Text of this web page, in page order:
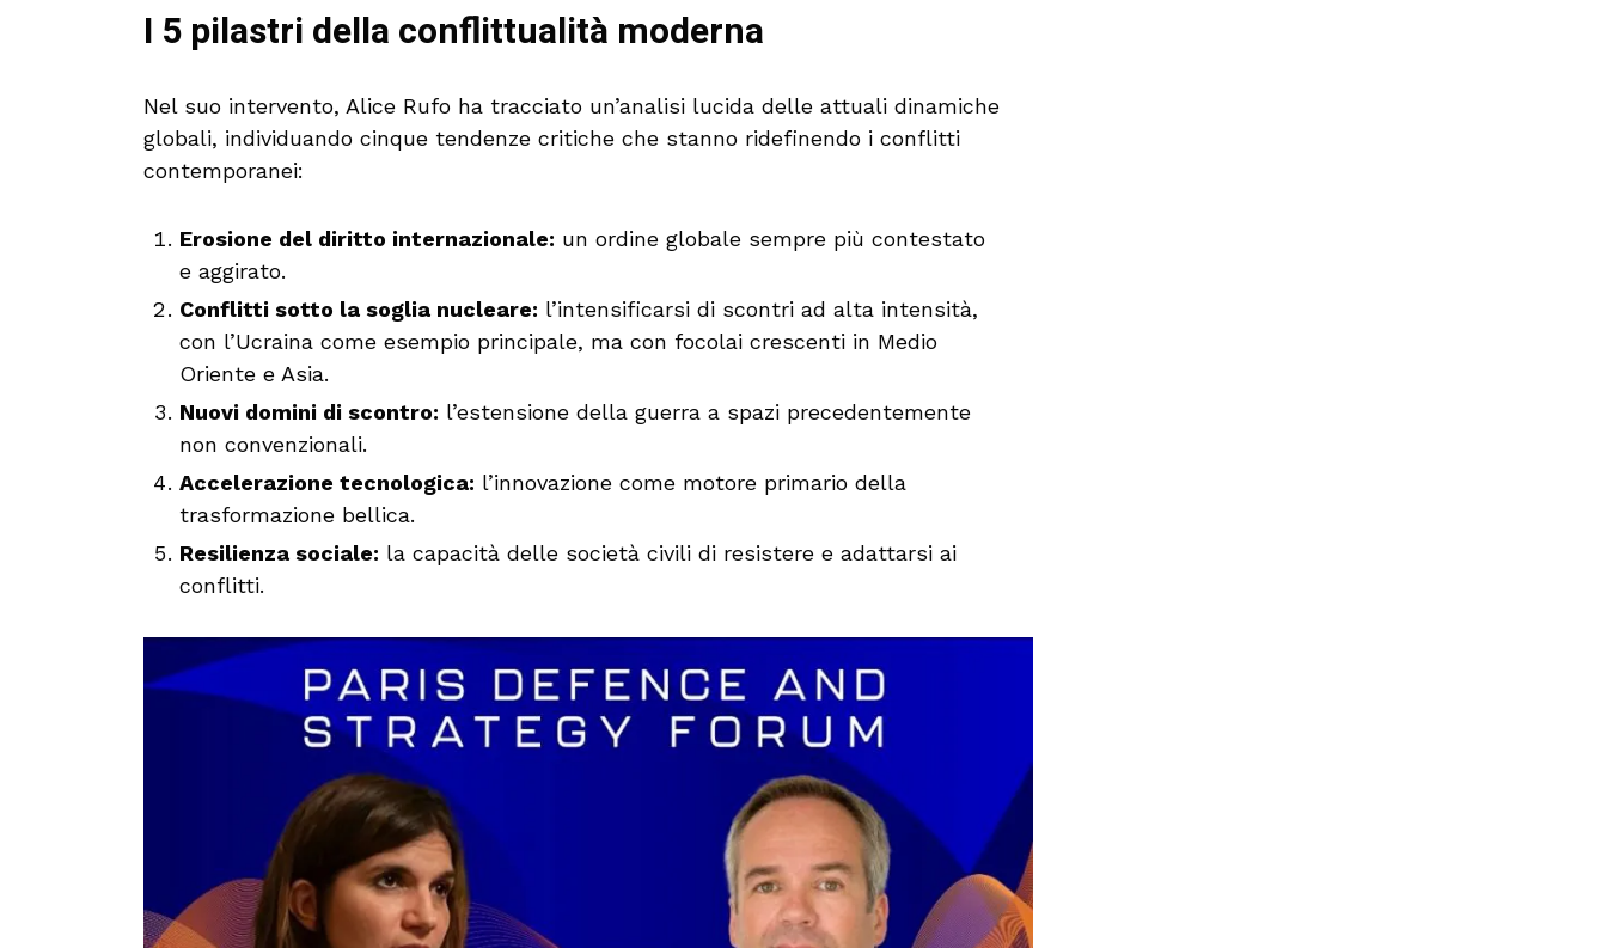
I 5 pilastri della conflittualità moderna
Nel suo intervento, Alice Rufo ha tracciato un’analisi lucida delle attuali dinamiche
globali, individuando cinque tendenze critiche che stanno ridefinendo i conflitti
contemporanei:
Erosione del diritto internazionale: un ordine globale sempre più contestato
e aggirato.
Conflitti sotto la soglia nucleare: l’intensificarsi di scontri ad alta intensità,
con l’Ucraina come esempio principale, ma con focolai crescenti in Medio
Oriente e Asia.
Nuovi domini di scontro: l’estensione della guerra a spazi precedentemente
non convenzionali.
Accelerazione tecnologica: l’innovazione come motore primario della
trasformazione bellica.
Resilienza sociale: la capacità delle società civili di resistere e adattarsi ai
conflitti.